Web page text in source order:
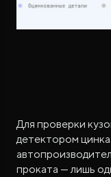
Для проверки
детектором
проката — лишь